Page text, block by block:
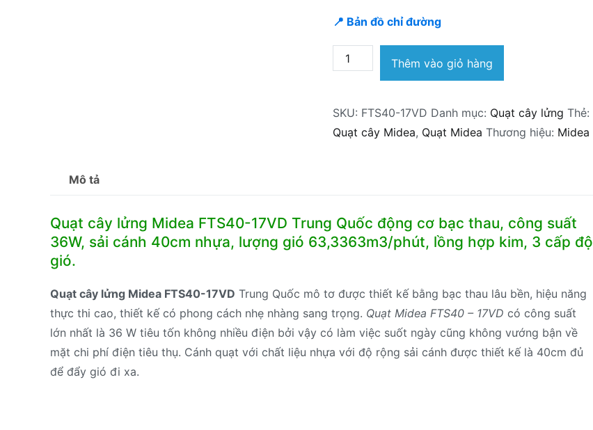
📍 Bản đồ chỉ đường
Quạt
cây
Midea
FTS40-
số
lượng
Thêm vào giỏ hàng
SKU: FTS40-17VD Danh mục: Quạt cây lửng Thẻ:
Quạt cây Midea, Quạt Midea Thương hiệu: Midea
Mô tả
Quạt cây lửng Midea FTS40-17VD Trung Quốc động cơ bạc thau, công suất
36W, sải cánh 40cm nhựa, lượng gió 63,3363m3/phút, lồng hợp kim, 3 cấp độ
gió.
Quạt cây lửng Midea FTS40-17VD Trung Quốc mô tơ được thiết kế bằng bạc thau lâu bền, hiệu năng
thực thi cao, thiết kế có phong cách nhẹ nhàng sang trọng. Quạt Midea FTS40 – 17VD có công suất
lớn nhất là 36 W tiêu tốn không nhiều điện bởi vậy có làm việc suốt ngày cũng không vướng bận về
mặt chi phí điện tiêu thụ. Cánh quạt với chất liệu nhựa với độ rộng sải cánh được thiết kế là 40cm đủ
để đẩy gió đi xa.